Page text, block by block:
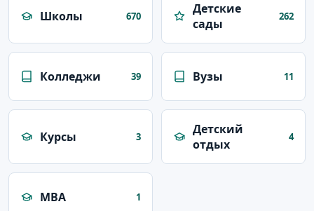
Школы 670
Детские
сады
262
Колледжи 39 Вузы 11
Курсы 3
Детский
отдых
4
MBA 1